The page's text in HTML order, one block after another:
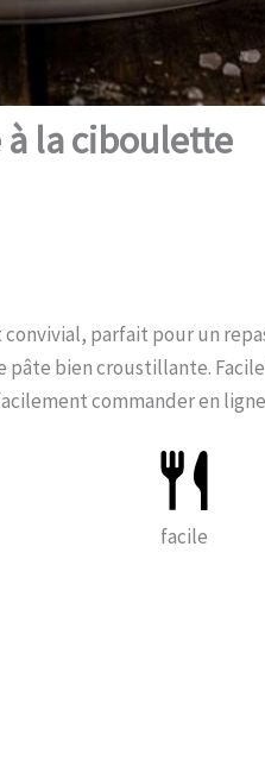
la ciboulette
parfait pour un
bien croustillante.
commander en
facile